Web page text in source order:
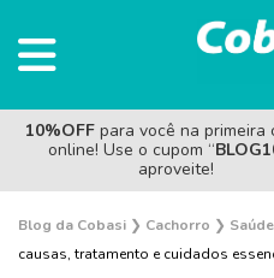
10%OFF para você na primeira
online! Use o cupom “
aproveite!
Blog da Cobasi ❯ Cachorro ❯ Saúde
causas, tratamento e cuidados